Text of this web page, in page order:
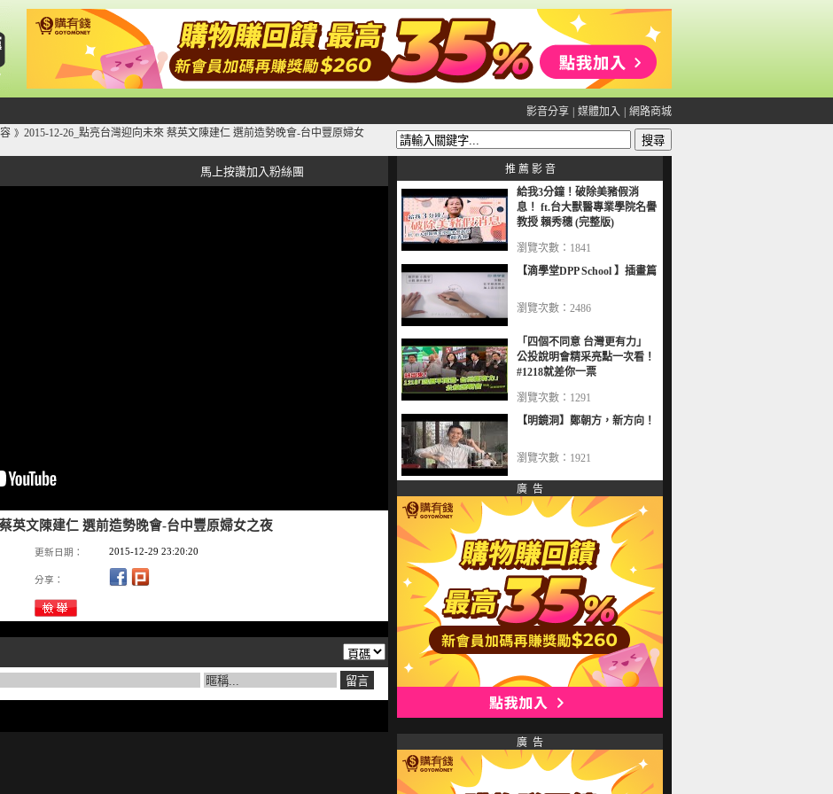
影音分享 媒體加入
網路商城
》 2015-12-26_點亮台灣迎向未來 蔡英文陳建仁 選前造勢晚會-台中豐原婦女
馬上按讚加入粉絲團
英文陳建仁 選前造勢晚會-台中豐原婦女之夜
更新日期： 2015-12-29 23:20:20
分享：
推 薦 影 音
給我3分鐘！破除美豬假消
息！ ft.台大獸醫專業學院名譽
教授 賴秀穗 (完整版)
瀏覽次數：1841
【滴學堂DPP School 】插畫篇
瀏覽次數：2486
「四個不同意 台灣更有力」
公投說明會精采亮點一次看！
#1218就差你一票
瀏覽次數：1291
【明鏡洞】鄭朝方，新方向！
瀏覽次數：1921
廣 告
廣 告